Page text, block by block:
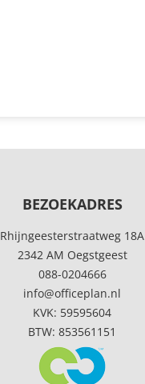
BEZOEKADRES
Rhijngeesterstraatweg 18A
2342 AM Oegstgeest
088-0204666
info@officeplan.nl
KVK: 59595604
BTW: 853561151